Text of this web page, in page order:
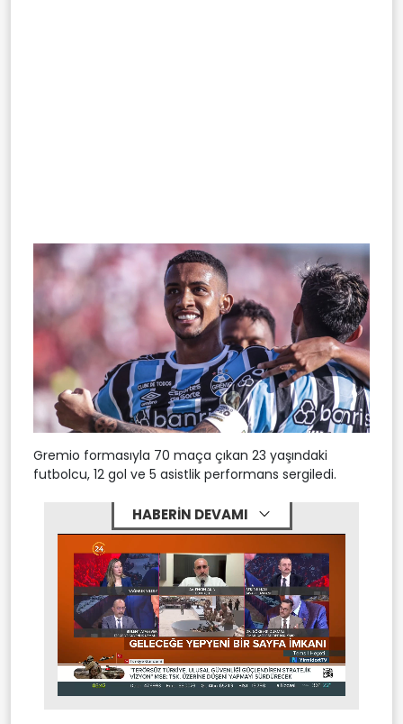
Gremio formasıyla 70 maça çıkan 23 yaşındaki
futbolcu, 12 gol ve 5 asistlik performans sergiledi.
HABERİN DEVAMI
Mute Stream